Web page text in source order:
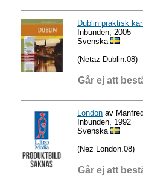
Dublin praktisk
Inbunden, 2005
Svenska
(Netaz Dublin.08)
Går ej att
London av
Inbunden, 1992
Svenska
(Nez London.08)
Går ej att